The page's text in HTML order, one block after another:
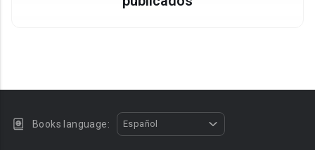
Books language: Español